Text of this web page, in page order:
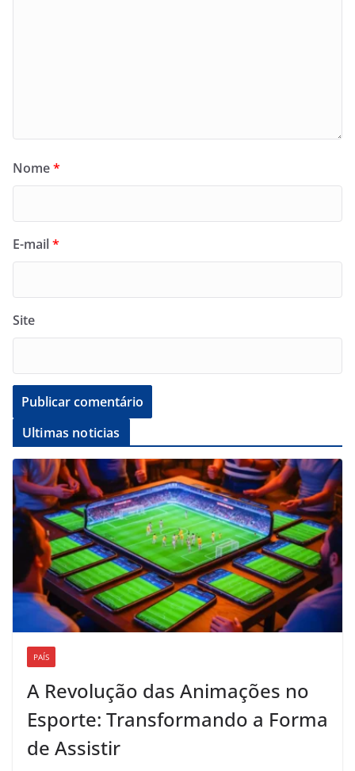
Nome*
E-mail*
Site
Ultimas noticias
PAÍS
A Revolução das Animações no
Esporte: Transformando a Forma
de Assistir